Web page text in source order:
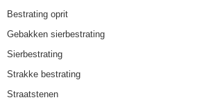
Bestrating oprit
Gebakken sierbestrating
Sierbestrating
Strakke bestrating
Straatstenen